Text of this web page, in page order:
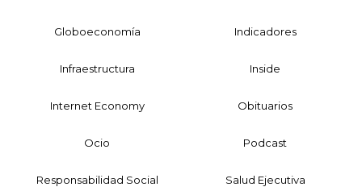
Globoeconomía Indicadores
Infraestructura Inside
Internet Economy Obituarios
Ocio Podcast
Responsabilidad Social Salud Ejecutiva